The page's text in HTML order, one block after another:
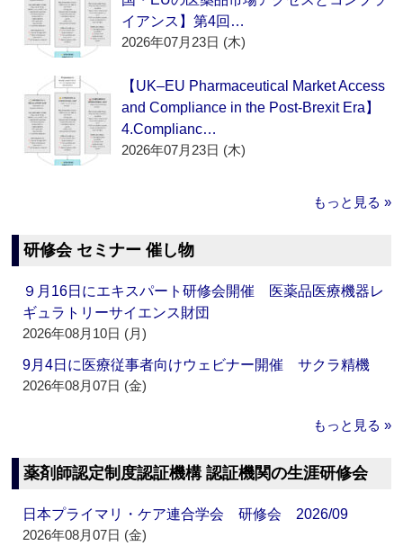
イアンス】第4回…
2026年07月23日 (木)
【UK–EU Pharmaceutical Market Access
and Compliance in the Post-Brexit Era】
4.Complianc…
2026年07月23日 (木)
もっと見る »
研修会 セミナー 催し物
９月16日にエキスパート研修会開催 医薬品医療機器レ
ギュラトリーサイエンス財団
2026年08月10日 (月)
9月4日に医療従事者向けウェビナー開催 サクラ精機
2026年08月07日 (金)
もっと見る »
薬剤師認定制度認証機構 認証機関の生涯研修会
日本プライマリ・ケア連合学会 研修会 2026/09
2026年08月07日 (金)